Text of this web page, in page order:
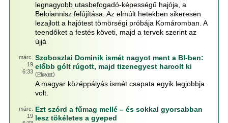
legnagyobb utasbefogadó-képességű hajója, a
Beloiannisz felújítása. Az elmúlt hetekben sikeresen
lezajlott a hajótest tömörségi próbája Komáromban. A
teendőket a festés követi, majd a tervek szerint az
újjá
márc.
19
6:33
Szoboszlai Dominik ismét nagyot ment a Bl-ben:
előbb gólt rúgott, majd tizenegyest harcolt ki
(Player)
A magyar középpályás ismét csapata egyik legjobbja
volt.
márc.
19
Ezt szórd a fűmag mellé – és sokkal gyorsabban
lesz tökéletes a gyeped